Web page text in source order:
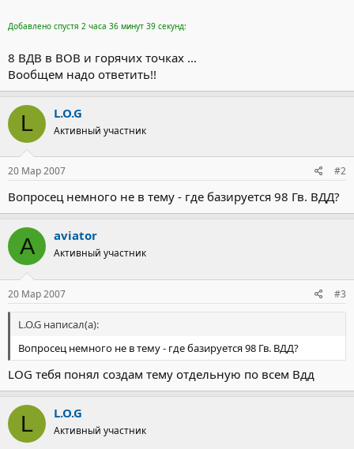
Добавлено спустя 2 часа 36 минут 39 секунд:
8 ВДВ в ВОВ и горячих точках ...
Вообщем надо ответить!!
L L.O.G
Активный участник
20 Мар 2007 #2
Вопросец немного не в тему - где базируется 98 Гв. ВДД?
A aviator
Активный участник
20 Мар 2007 #3
L.O.G написал(а):
Вопросец немного не в тему - где базируется 98 Гв. ВДД?
LOG тебя понял создам тему отдельную по всем Вдд
L L.O.G
Активный участник